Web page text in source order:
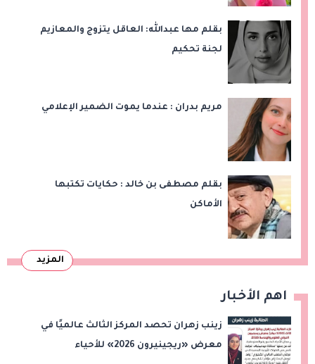
بقلم مها عبدالله: العاقل يتزوج والمعازيم
لجنة تحكيم
مريم بدران : عندما يموت الضمير الإعلامي
بقلم مصطفى بن خالد : حكايات تكتبها
الأماكن
المزيد
اهم الأخبار
زينب زهران تحصد المركز الثالث عالميًا في
معرض «ريجينيرون 2026» للأحياء